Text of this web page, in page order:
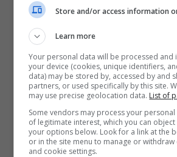
Store and/or access information
Learn more
Your personal data will be processed
your device (cookies, unique identifiers,
data) may be stored by, accessed by and
partners, or used specifically by this site.
may use precise geolocation data. List of
Some vendors may process your
of legitimate interest, which you can
your options below. Look for a link at the
or in the site menu to manage or
and cookie settings.